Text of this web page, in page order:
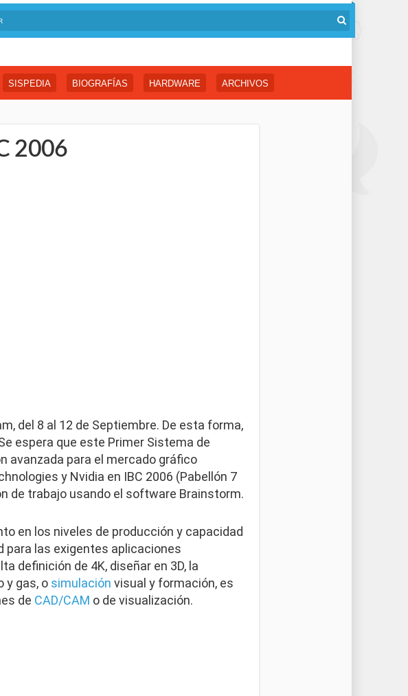
SISPEDIA BIOGRAFÍAS HARDWARE ARCHIVOS
2006
del 8 al 12 de Septiembre. De esta forma,
espera que este Primer Sistema de
avanzada para el mercado gráfico
y Nvidia en IBC 2006 (Pabellón 7
de trabajo usando el software Brainstorm.
en los niveles de producción y capacidad
para las exigentes aplicaciones
definición de 4K, diseñar en 3D, la
y gas, o simulación visual y formación, es
de CAD/CAM o de visualización.